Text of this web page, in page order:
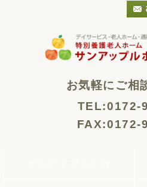
お気軽にご相
TEL:0172-
FAX:0172-